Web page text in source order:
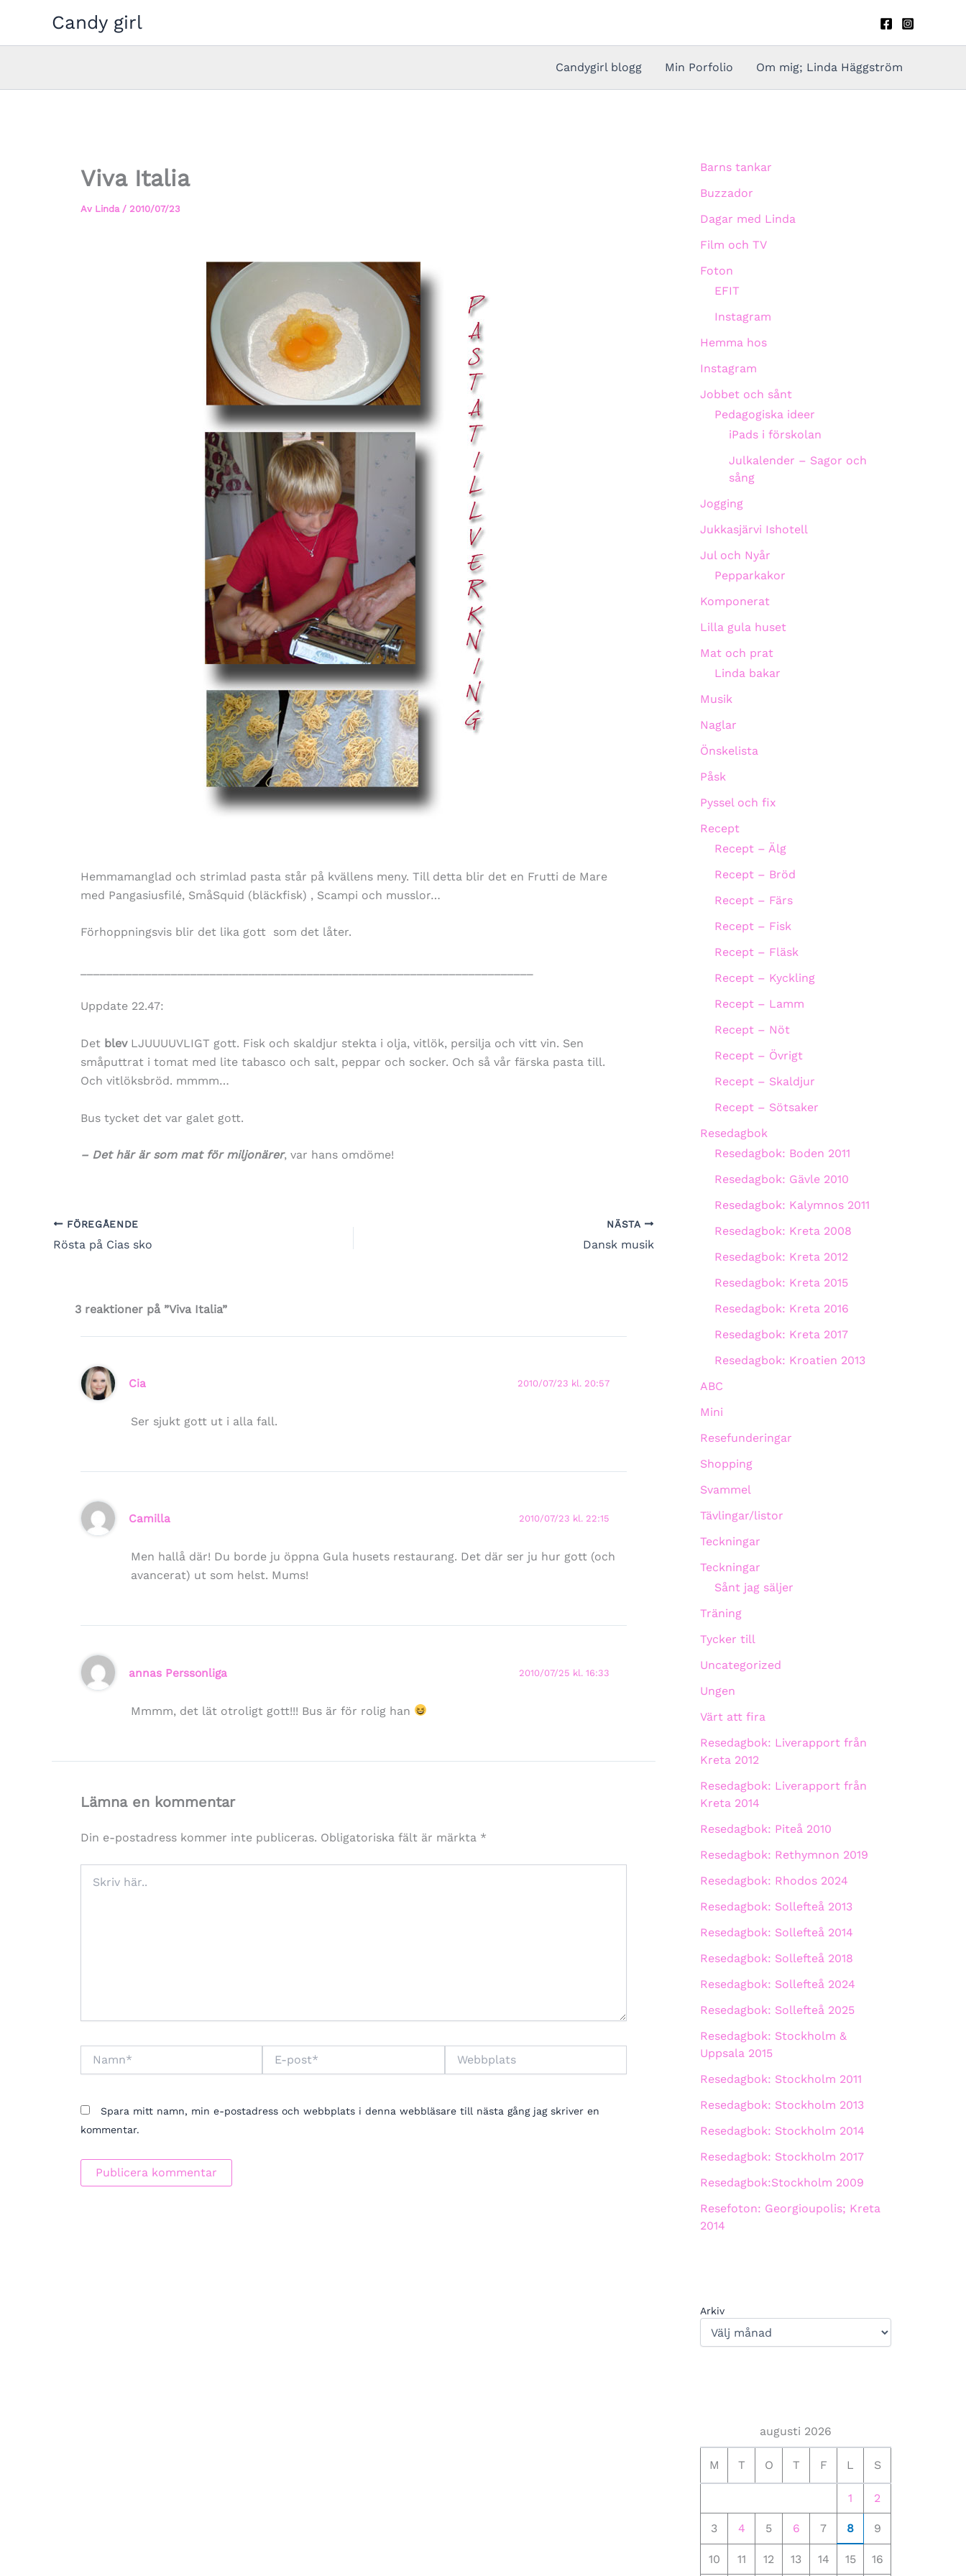
innehåll
Candy girl
Candygirl blogg Min Porfolio Om mig; Linda Häggström
Viva Italia
Av Linda / 2010/07/23
Hemmamanglad och strimlad pasta står på kvällens meny. Till detta blir det en Frutti de Mare
med Pangasiusfilé, SmåSquid (bläckfisk) , Scampi och musslor…
Förhoppningsvis blir det lika gott som det låter.
Uppdate 22.47:
Det blev LJUUUUVLIGT gott. Fisk och skaldjur stekta i olja, vitlök, persilja och vitt vin. Sen
småputtrat i tomat med lite tabasco och salt, peppar och socker. Och så vår färska pasta till.
Och vitlöksbröd. mmmm…
Bus tycket det var galet gott.
– Det här är som mat för miljonärer, var hans omdöme!
FÖREGÅENDE
Rösta på Cias sko
NÄSTA
Dansk musik
3 reaktioner på ”Viva Italia”
Cia 2010/07/23 kl. 20:57
Ser sjukt gott ut i alla fall.
Camilla 2010/07/23 kl. 22:15
Men hallå där! Du borde ju öppna Gula husets restaurang. Det där ser ju hur gott (och
avancerat) ut som helst. Mums!
annas Perssonliga 2010/07/25 kl. 16:33
Mmmm, det lät otroligt gott!!! Bus är för rolig han
Lämna en kommentar
Din e-postadress kommer inte publiceras. Obligatoriska fält är märkta *
här..
post*
Spara mitt namn, min e-postadress och webbplats i denna webbläsare till nästa gång jag skriver en
kommentar.
Barns tankar
Buzzador
Dagar med Linda
Film och TV
Foton
EFIT
Instagram
Hemma hos
Instagram
Jobbet och sånt
Pedagogiska ideer
iPads i förskolan
Julkalender – Sagor och
sång
Jogging
Jukkasjärvi Ishotell
Jul och Nyår
Pepparkakor
Komponerat
Lilla gula huset
Mat och prat
Linda bakar
Musik
Naglar
Önskelista
Påsk
Pyssel och fix
Recept
Recept – Älg
Recept – Bröd
Recept – Färs
Recept – Fisk
Recept – Fläsk
Recept – Kyckling
Recept – Lamm
Recept – Nöt
Recept – Övrigt
Recept – Skaldjur
Recept – Sötsaker
Resedagbok
Resedagbok: Boden 2011
Resedagbok: Gävle 2010
Resedagbok: Kalymnos 2011
Resedagbok: Kreta 2008
Resedagbok: Kreta 2012
Resedagbok: Kreta 2015
Resedagbok: Kreta 2016
Resedagbok: Kreta 2017
Resedagbok: Kroatien 2013
ABC
Mini
Resefunderingar
Shopping
Svammel
Tävlingar/listor
Teckningar
Teckningar
Sånt jag säljer
Träning
Tycker till
Uncategorized
Ungen
Värt att fira
Resedagbok: Liverapport från
Kreta 2012
Resedagbok: Liverapport från
Kreta 2014
Resedagbok: Piteå 2010
Resedagbok: Rethymnon 2019
Resedagbok: Rhodos 2024
Resedagbok: Sollefteå 2013
Resedagbok: Sollefteå 2014
Resedagbok: Sollefteå 2018
Resedagbok: Sollefteå 2024
Resedagbok: Sollefteå 2025
Resedagbok: Stockholm &
Uppsala 2015
Resedagbok: Stockholm 2011
Resedagbok: Stockholm 2013
Resedagbok: Stockholm 2014
Resedagbok: Stockholm 2017
Resedagbok:Stockholm 2009
Resefoton: Georgioupolis; Kreta
2014
Arkiv
augusti 2026
M T O T F L S
1 2
3 4 5 6 7 8 9
10 11 12 13 14 15 16